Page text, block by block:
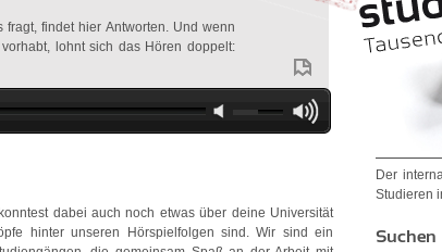
findet hier Antworten. Und wenn
lohnt sich das Hören doppelt:
dabei auch noch etwas über deine Universität
hinter unseren Hörspielfolgen sind. Wir sind ein
Der
Studieren
Suchen